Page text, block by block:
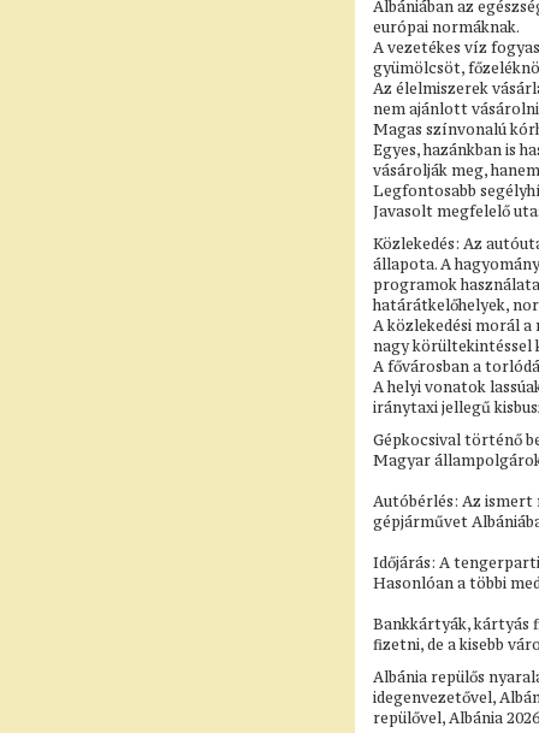
Albániában az
európai normáknak.
A vezetékes víz
gyümölcsöt,
Az élelmiszerek
nem ajánlott
Magas színvonalú
Egyes, hazánkban is
vásárolják meg,
Legfontosabb
Javasolt megfelelő
Közlekedés: Az
állapota. A
programok
határátkelőhelyek,
A közlekedési morál
nagy körültekintéssel
A fővárosban a
A helyi vonatok
iránytaxi jellegű
Gépkocsival történő
Magyar
Autóbérlés: Az ismert
gépjárművet
Időjárás: A
Hasonlóan a többi
Bankkártyák, kártyás
fizetni, de a kisebb
Albánia repülős
idegenvezetővel,
repülővel, Albánia